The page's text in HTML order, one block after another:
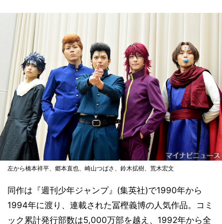
左から橋本祥平、郷本直也、崎山つばさ、鈴木拡樹、荒木宏文
同作は『週刊少年ジャンプ』(集英社)で1990年から
1994年に渡り、連載された冨樫義博の人気作品。コミ
ック累計発行部数は5,000万部を越え、1992年から全